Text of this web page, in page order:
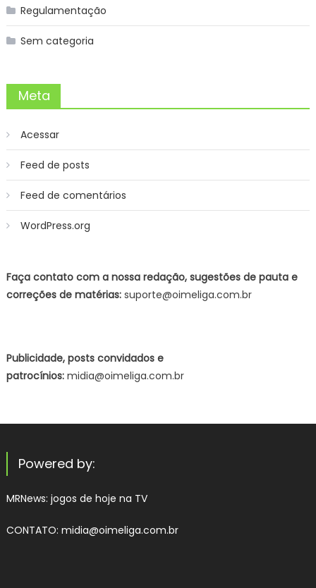
Regulamentação
Sem categoria
Meta
Acessar
Feed de posts
Feed de comentários
WordPress.org
Faça contato com a nossa redação, sugestões de pauta e
correções de matérias:suporte@oimeliga.com.br
Publicidade, posts convidados e
patrocínios:midia@oimeliga.com.br
Powered by:
MRNews: jogos de hoje na TV
CONTATO: midia@oimeliga.com.br